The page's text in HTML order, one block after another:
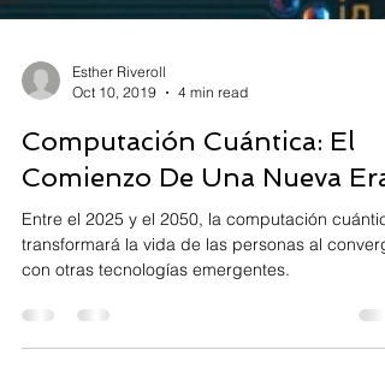
Esther Riveroll
Oct 10, 2019
4 min read
Computación Cuántica: El
Comienzo De Una Nueva Era
Entre el 2025 y el 2050, la computación